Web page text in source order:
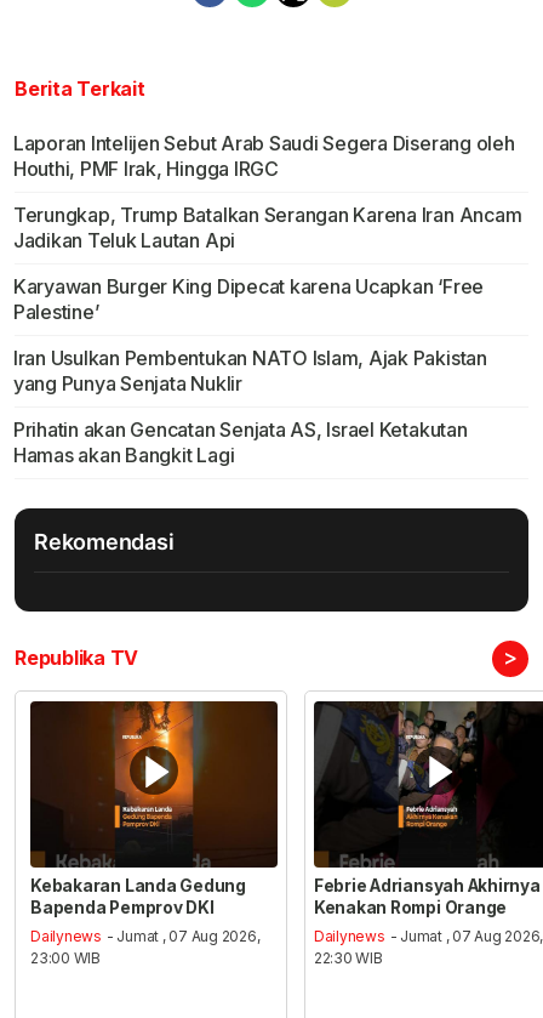
Berita Terkait
Laporan Intelijen Sebut Arab Saudi Segera Diserang oleh
Houthi, PMF Irak, Hingga IRGC
Terungkap, Trump Batalkan Serangan Karena Iran Ancam
Jadikan Teluk Lautan Api
Karyawan Burger King Dipecat karena Ucapkan ‘Free
Palestine’
Iran Usulkan Pembentukan NATO Islam, Ajak Pakistan
yang Punya Senjata Nuklir
Prihatin akan Gencatan Senjata AS, Israel Ketakutan
Hamas akan Bangkit Lagi
Rekomendasi
Republika TV >
Kebakaran Landa Gedung
Bapenda Pemprov DKI
Dailynews - Jumat , 07 Aug 2026,
23:00 WIB
Febrie Adriansyah Akhirnya
Kenakan Rompi Orange
Dailynews - Jumat , 07 Aug 2026,
22:30 WIB